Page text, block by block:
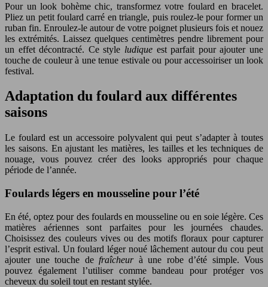
Pour un look bohème chic, transformez votre foulard en bracelet.
Pliez un petit foulard carré en triangle, puis roulez-le pour former un
ruban fin. Enroulez-le autour de votre poignet plusieurs fois et nouez
les extrémités. Laissez quelques centimètres pendre librement pour
un effet décontracté. Ce style ludique est parfait pour ajouter une
touche de couleur à une tenue estivale ou pour accessoiriser un look
festival.
Adaptation du foulard aux différentes
saisons
Le foulard est un accessoire polyvalent qui peut s’adapter à toutes
les saisons. En ajustant les matières, les tailles et les techniques de
nouage, vous pouvez créer des looks appropriés pour chaque
période de l’année.
Foulards légers en mousseline pour l’été
En été, optez pour des foulards en mousseline ou en soie légère. Ces
matières aériennes sont parfaites pour les journées chaudes.
Choisissez des couleurs vives ou des motifs floraux pour capturer
l’esprit estival. Un foulard léger noué lâchement autour du cou peut
ajouter une touche de fraîcheur à une robe d’été simple. Vous
pouvez également l’utiliser comme bandeau pour protéger vos
cheveux du soleil tout en restant stylée.